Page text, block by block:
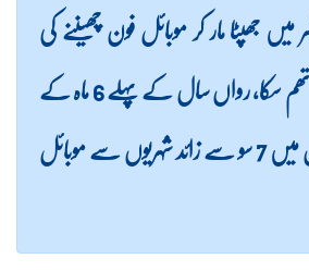
مار کر موبائل فون چھیننے کی
وارداتوں کا سلسلہ نہ تھم سکا، رواں سال کے پہلے 6 ماہ کے
دوران مختلف علاقوں میں 7 سو سے زائد شہریوں سے موبائل